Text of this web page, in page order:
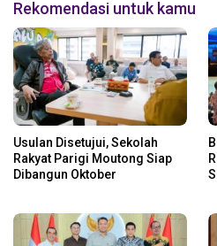
Rekomendasi untuk kamu
Usulan Disetujui, Sekolah
Rakyat Parigi Moutong Siap
Dibangun Oktober